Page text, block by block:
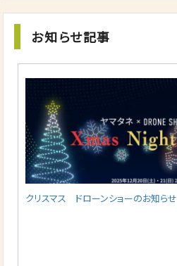
お知らせ記事
クリスマス ドローンショーのお知らせ